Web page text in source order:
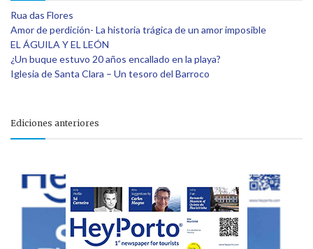
Rua das Flores
Amor de perdición- La historia trágica de un amor imposible
EL ÁGUILA Y EL LEÓN
¿Un buque estuvo 20 años encallado en la playa?
Iglesia de Santa Clara – Un tesoro del Barroco
Ediciones anteriores